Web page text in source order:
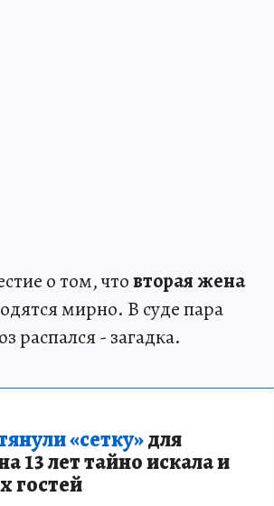
о том, чтовторая жена
мирно. В суде пара
распался - загадка.
«сетку»для
13 лет тайно искала и
гостей